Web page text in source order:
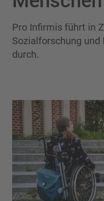
Pro Infirmis führt in
Sozialforschung
durch.